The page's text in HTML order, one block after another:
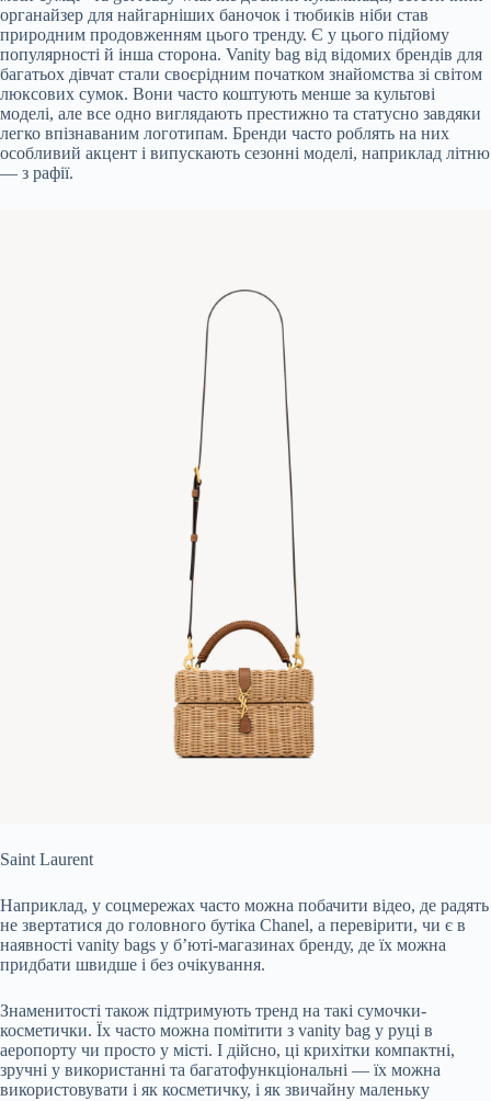
органайзер для найгарніших баночок і тюбиків ніби став
природним продовженням цього тренду. Є у цього підйому
популярності й інша сторона. Vanity bag від відомих брендів для
багатьох дівчат стали своєрідним початком знайомства зі світом
люксових сумок. Вони часто коштують менше за культові
моделі, але все одно виглядають престижно та статусно завдяки
легко впізнаваним логотипам. Бренди часто роблять на них
особливий акцент і випускають сезонні моделі, наприклад літню
— з рафії.
Saint Laurent
Наприклад, у соцмережах часто можна побачити відео, де радять
не звертатися до головного бутіка Chanel, а перевірити, чи є в
наявності vanity bags у б’юті-магазинах бренду, де їх можна
придбати швидше і без очікування.
Знаменитості також підтримують тренд на такі сумочки-
косметички. Їх часто можна помітити з vanity bag у руці в
аеропорту чи просто у місті. І дійсно, ці крихітки компактні,
зручні у використанні та багатофункціональні — їх можна
використовувати і як косметичку, і як звичайну маленьку